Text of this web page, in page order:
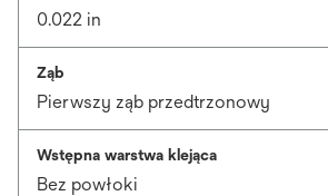
0.022 in
Ząb
Pierwszy ząb przedtrzonowy
Wstępna warstwa klejąca
Bez powłoki